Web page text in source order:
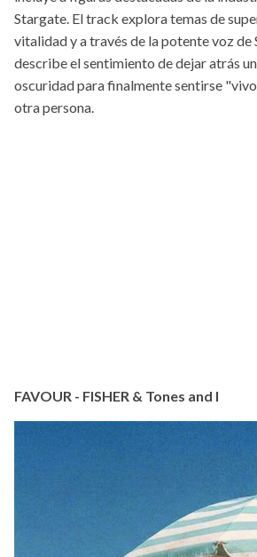
Stargate. El track explora temas de
vitalidad y a través de la potente voz de
describe el sentimiento de dejar atrás
oscuridad para finalmente sentirse
otra persona.
FAVOUR - FISHER & Tones and I